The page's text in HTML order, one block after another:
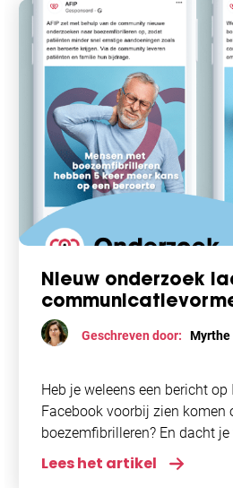
Nieuw onderzoek
voor meer
betrokkenheid bij
Geschreven door: Myrthe
Heb je weleens een bericht
Facebook voorbij zien komen
boezemfibrilleren? En dacht
of juist helemaal niet? Binnen
consortium hebben
Lees het artikel